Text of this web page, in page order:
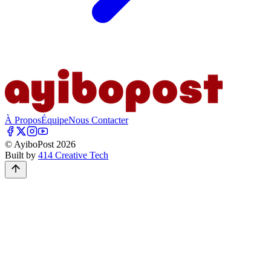
À ProposÉquipeNous Contacter
© AyiboPost 2026
Built by 414 Creative Tech